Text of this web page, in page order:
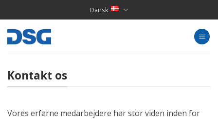
to
content
Dansk
Kontakt os
Vores erfarne medarbejdere har stor viden inden for